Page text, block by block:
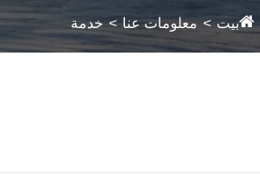
بيت معلومات عنا خدمة